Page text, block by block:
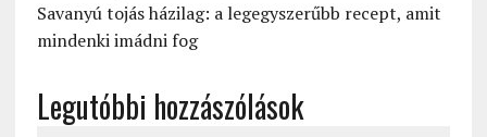
Savanyú tojás házilag: a legegyszerűbb recept, amit
mindenki imádni fog
Legutóbbi hozzászólások